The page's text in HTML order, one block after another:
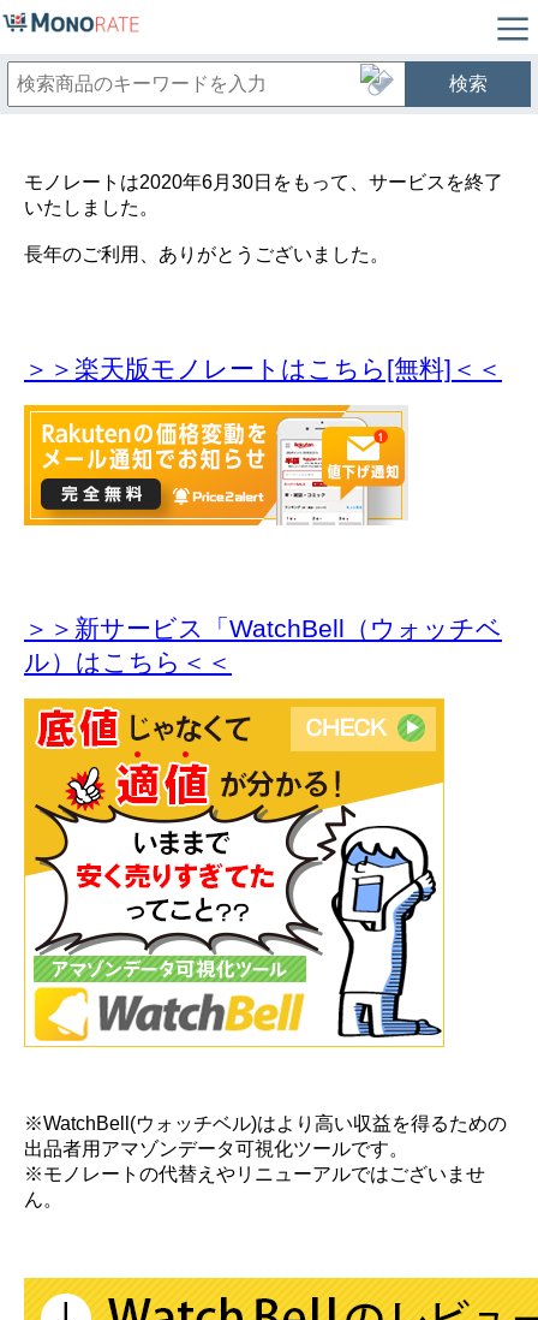
検索
モノレートは2020年6月30日をもって、サービスを終了
いたしました。
長年のご利用、ありがとうございました。
＞＞楽天版モノレートはこちら[無料]＜＜
＞＞新サービス「WatchBell（ウォッチベ
ル）はこちら＜＜
※WatchBell(ウォッチベル)はより高い収益を得るための
出品者用アマゾンデータ可視化ツールです。
※モノレートの代替えやリニューアルではございませ
ん。